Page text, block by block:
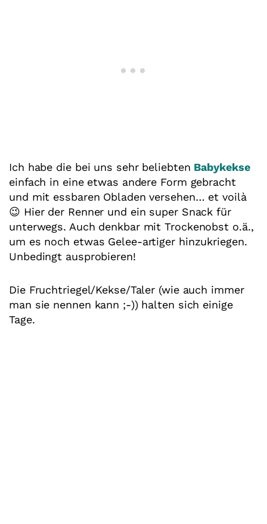
Ich habe die bei uns sehr beliebten Babykekse
einfach in eine etwas andere Form gebracht
und mit essbaren Obladen versehen… et voilà
😉 Hier der Renner und ein super Snack für
unterwegs. Auch denkbar mit Trockenobst o.ä.,
um es noch etwas Gelee-artiger hinzukriegen.
Unbedingt ausprobieren!
Die Fruchtriegel/Kekse/Taler (wie auch immer
man sie nennen kann ;-)) halten sich einige
Tage.